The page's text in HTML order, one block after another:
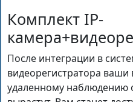
Комплект IP-
После интеграции в
видеорегистратора
удаленному наблюдению